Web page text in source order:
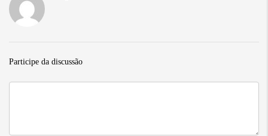
Participe da discussão